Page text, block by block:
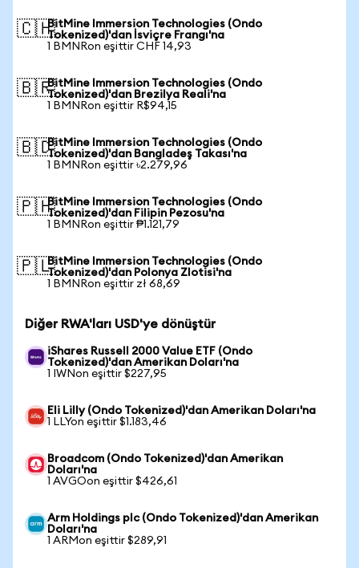
🇨🇭BitMine Immersion Technologies (Ondo
Tokenized)'dan İsviçre Frangı'na
1 BMNRon eşittir CHF 14,93
🇧🇷BitMine Immersion Technologies (Ondo
Tokenized)'dan Brezilya Reali'na
1 BMNRon eşittir R$94,15
🇧🇩BitMine Immersion Technologies (Ondo
Tokenized)'dan Bangladeş Takası'na
1 BMNRon eşittir ৳2.279,96
🇵🇭BitMine Immersion Technologies (Ondo
Tokenized)'dan Filipin Pezosu'na
1 BMNRon eşittir ₱1.121,79
🇵🇱BitMine Immersion Technologies (Ondo
Tokenized)'dan Polonya Zlotisi'na
1 BMNRon eşittir zł 68,69
Diğer RWA'ları USD'ye dönüştür
iShares Russell 2000 Value ETF (Ondo
Tokenized)'dan Amerikan Doları'na
1 IWNon eşittir $227,95
Eli Lilly (Ondo Tokenized)'dan Amerikan Doları'na
1 LLYon eşittir $1.183,46
Broadcom (Ondo Tokenized)'dan Amerikan
Doları'na
1 AVGOon eşittir $426,61
Arm Holdings plc (Ondo Tokenized)'dan Amerikan
Doları'na
1 ARMon eşittir $289,91